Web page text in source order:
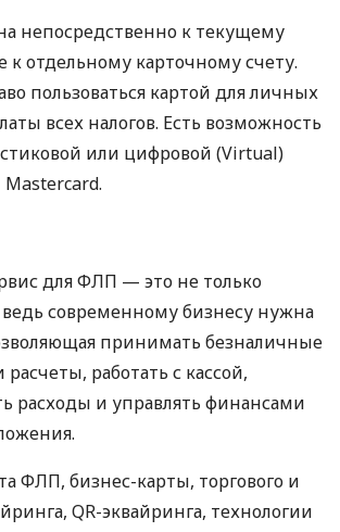
непосредственно к текущему
к отдельному карточному счету.
пользоваться картой для личных
всех налогов. Есть возможность
или цифровой (Virtual)
для ФЛП — это не только
современному бизнесу нужна
принимать безналичные
работать с кассой,
расходы и управлять финансами
ФЛП, бизнес-карты, торгового и
QR-эквайринга, технологии